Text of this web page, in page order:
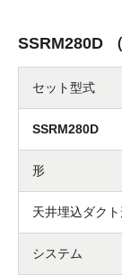
SSRM280D
セット型式
SSRM280D
形
天井埋込ダク
システム